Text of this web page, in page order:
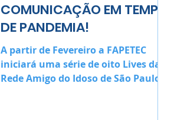
COMUNICAÇÃO EM TEMPO
DE PANDEMIA!
A partir de Fevereiro a FAPETEC
iniciará uma série de oito Lives da
Rede Amigo do Idoso de São Paulo,